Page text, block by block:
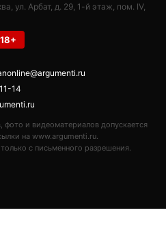
ул. Арбат, д. 29, 1-й этаж, пом. IV,
18+
14
фото и видеоматериалов допускается
на www.argumenti.ru.
с письменного разрешения.